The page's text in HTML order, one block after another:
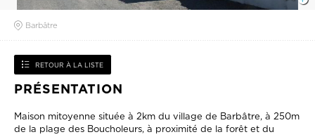
Barbâtre
RETOUR À LA LISTE
PRÉSENTATION
Maison mitoyenne située à 2km du village de Barbâtre, à 250m
de la plage des Boucholeurs, à proximité de la forêt et du